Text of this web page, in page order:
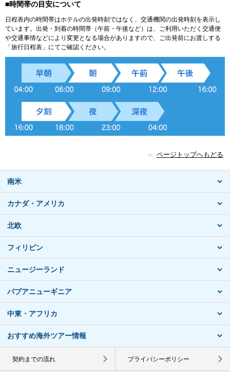
■時間帯の目安について
日程表内の時間帯はホテルの出発時刻ではなく、交通機関の出発時刻を表示し
ています。出発・到着の時間帯（午前・午後など）は、ご利用いただく交通便
や交通事情などにより変更となる場合がありますので、ご出発前にお渡しする
「旅行日程表」にてご確認ください。
ページトップへもどる
南米
カナダ・アメリカ
北欧
フィリピン
ニュージーランド
パプアニューギニア
中東・アフリカ
おすすめ海外ツアー情報
契約までの流れ プライバシーポリシー